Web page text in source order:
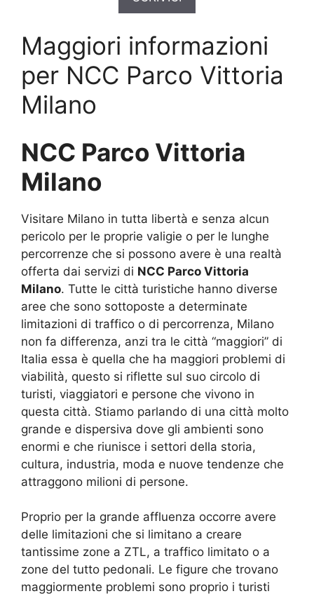
Maggiori informazioni
per NCC Parco Vittoria
Milano
NCC Parco Vittoria
Milano
Visitare Milano in tutta libertà e senza alcun
pericolo per le proprie valigie o per le lunghe
percorrenze che si possono avere è una realtà
offerta dai servizi di NCC Parco Vittoria
Milano. Tutte le città turistiche hanno diverse
aree che sono sottoposte a determinate
limitazioni di traffico o di percorrenza, Milano
non fa differenza, anzi tra le città “maggiori” di
Italia essa è quella che ha maggiori problemi di
viabilità, questo si riflette sul suo circolo di
turisti, viaggiatori e persone che vivono in
questa città. Stiamo parlando di una città molto
grande e dispersiva dove gli ambienti sono
enormi e che riunisce i settori della storia,
cultura, industria, moda e nuove tendenze che
attraggono milioni di persone.
Proprio per la grande affluenza occorre avere
delle limitazioni che si limitano a creare
tantissime zone a ZTL, a traffico limitato o a
zone del tutto pedonali. Le figure che trovano
maggiormente problemi sono proprio i turisti